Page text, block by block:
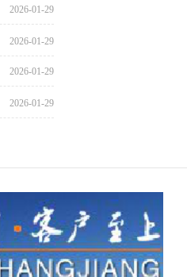
2026-01-29
2026-01-29
2026-01-29
2026-01-29